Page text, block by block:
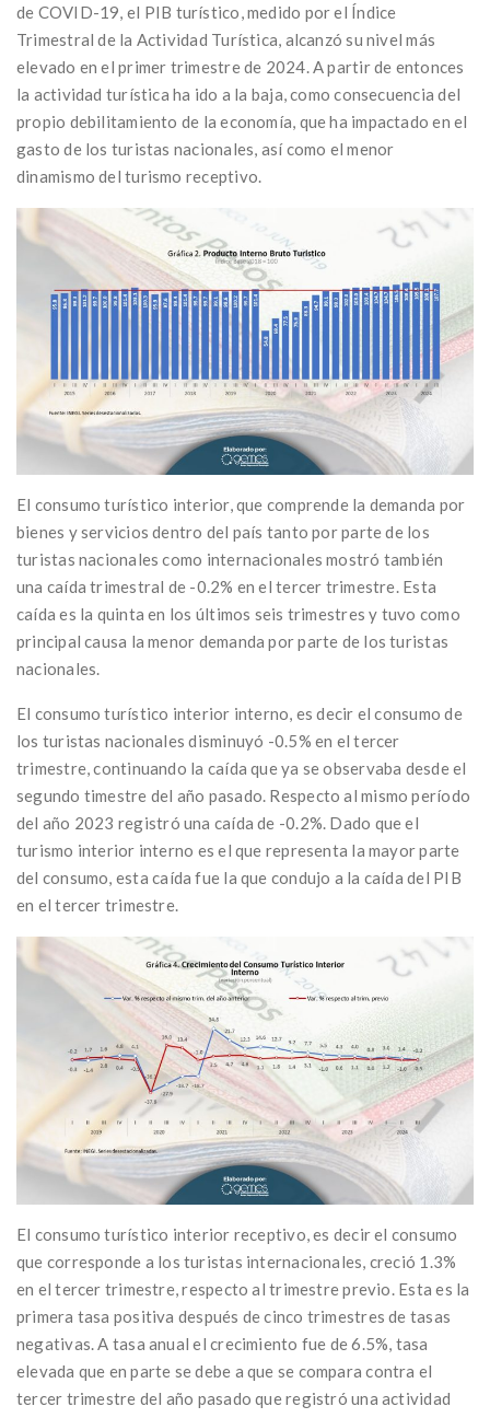
de COVID-19, el PIB turístico, medido por el Índice
Trimestral de la Actividad Turística, alcanzó su nivel más
elevado en el primer trimestre de 2024. A partir de entonces
la actividad turística ha ido a la baja, como consecuencia del
propio debilitamiento de la economía, que ha impactado en el
gasto de los turistas nacionales, así como el menor
dinamismo del turismo receptivo.
El consumo turístico interior, que comprende la demanda por
bienes y servicios dentro del país tanto por parte de los
turistas nacionales como internacionales mostró también
una caída trimestral de -0.2% en el tercer trimestre. Esta
caída es la quinta en los últimos seis trimestres y tuvo como
principal causa la menor demanda por parte de los turistas
nacionales.
El consumo turístico interior interno, es decir el consumo de
los turistas nacionales disminuyó -0.5% en el tercer
trimestre, continuando la caída que ya se observaba desde el
segundo timestre del año pasado. Respecto al mismo período
del año 2023 registró una caída de -0.2%. Dado que el
turismo interior interno es el que representa la mayor parte
del consumo, esta caída fue la que condujo a la caída del PIB
en el tercer trimestre.
El consumo turístico interior receptivo, es decir el consumo
que corresponde a los turistas internacionales, creció 1.3%
en el tercer trimestre, respecto al trimestre previo. Esta es la
primera tasa positiva después de cinco trimestres de tasas
negativas. A tasa anual el crecimiento fue de 6.5%, tasa
elevada que en parte se debe a que se compara contra el
tercer trimestre del año pasado que registró una actividad